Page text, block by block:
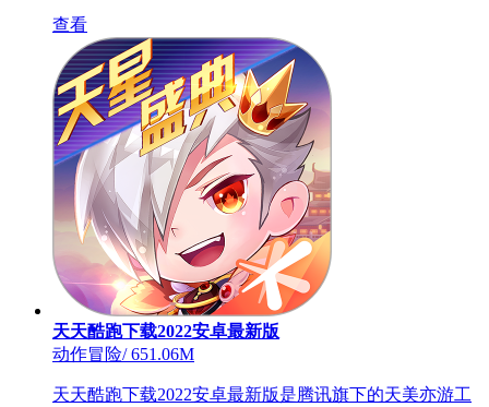
查看
天天酷跑下载2022安卓最新版
动作冒险/651.06M
天天酷跑下载2022安卓最新版是腾讯旗下的天美亦游工